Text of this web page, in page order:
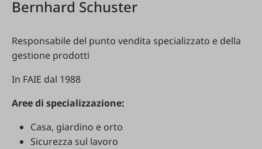
Bernhard Schuster
Responsabile del punto vendita specializzato e della
gestione prodotti
In FAIE dal 1988
Aree di specializzazione:
Casa, giardino e orto
Sicurezza sul lavoro